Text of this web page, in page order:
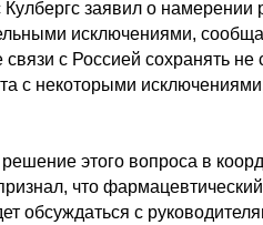
заявил о намерении
исключениями,
с Россией сохранять
с некоторыми
этого вопроса в
что
обсуждаться с